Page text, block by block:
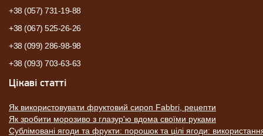
+38 (057) 731-19-88
+38 (067) 525-26-26
+38 (099) 286-98-98
+38 (093) 703-63-63
Цікаві статті
Як використовувати фруктовий сироп Fabbri, рецепти
Як зробити морозиво з глазур'ю вдома своїми руками
Сублімовані ягоди та фрукти: порошок та цілі ягоди: